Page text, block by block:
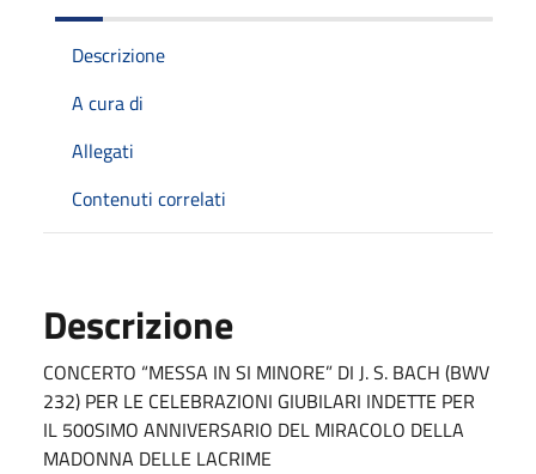
Descrizione
A cura di
Allegati
Contenuti correlati
Descrizione
CONCERTO “MESSA IN SI MINORE” DI J. S. BACH (BWV
232) PER LE CELEBRAZIONI GIUBILARI INDETTE PER
IL 500SIMO ANNIVERSARIO DEL MIRACOLO DELLA
MADONNA DELLE LACRIME